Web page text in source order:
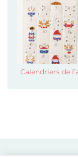
Calendriers de